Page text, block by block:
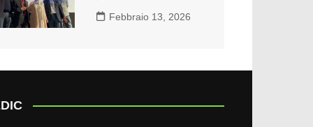
Febbraio 13, 2026